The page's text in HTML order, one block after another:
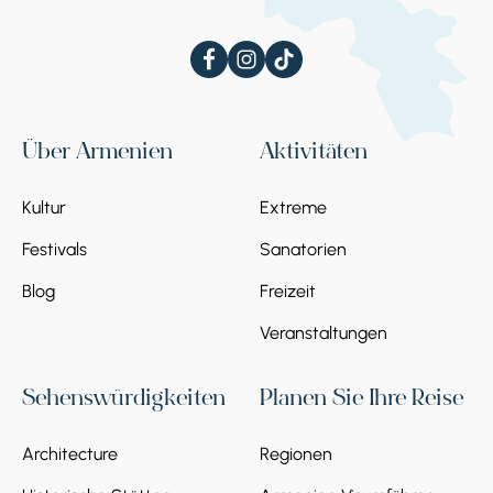
Jermuk ab. Wir treffen unseren Reiseleiter in
der Hotellobby. Wir beginnen unsere Reise am
Weiter geht es in die bewaldete Tavush-
besuchen, der oft als die "armenische
Altstadt, wo wir an einem Töpferkurs
Übernachtung im Hotel in Eriwan.
Über Armenien
Kultur
Festivals
Blog
Aktivitäten
Extreme
Sanatorien
Freizeit
Veranstaltungen
Sehenswürdigkeiten
Architecture
Planen Sie Ihre Reise
Regionen